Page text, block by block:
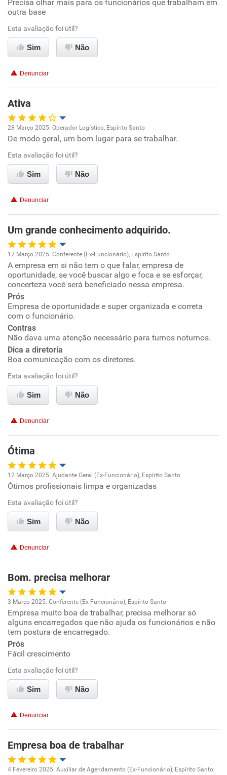
Benefícios
Recomenda esta empresa
Recomenda a diretoria
Precisa olhar mais para os funcionários que trabalham em
outra base
Esta avaliação foi útil?
Sim Não
Denunciar
Ativa
Oportunidade de promoção
Ambiente de trabalho
Benefícios
Recomenda esta empresa
Recomenda a diretoria
28 Março 2025. Operador Logístico, Espírito Santo
De modo geral, um bom lugar para se trabalhar.
Esta avaliação foi útil?
Sim Não
Denunciar
Um grande conhecimento adquirido.
Oportunidade de promoção
Conciliação com a vida familiar
Benefícios
17 Março 2025. Conferente (Ex-Funcionário), Espírito Santo
A empresa em si não tem o que falar, empresa de
oportunidade, se você buscar algo e foca e se esforçar,
concerteza você será beneficiado nessa empresa.
Prós
Empresa de oportunidade e super organizada e correta
com o funcionário.
Contras
Não dava uma atenção necessário para turnos noturnos.
Dica a diretoria
Boa comunicação com os diretores.
Esta avaliação foi útil?
Sim Não
Denunciar
Ótima
Oportunidade de promoção
Ambiente de trabalho
Benefícios
Recomenda esta empresa
Recomenda a diretoria
12 Março 2025. Ajudante Geral (Ex-Funcionário), Espírito Santo
Ótimos profissionais limpa e organizadas
Esta avaliação foi útil?
Sim Não
Denunciar
Bom. precisa melhorar
Oportunidade de promoção
Ambiente de trabalho
Benefícios
Recomenda esta empresa
Recomenda a diretoria
3 Março 2025. Conferente (Ex-Funcionário), Espírito Santo
Empresa muito boa de trabalhar, precisa melhorar só
alguns encarregados que não ajuda os funcionários e não
tem postura de encarregado.
Prós
Fácil crescimento
Esta avaliação foi útil?
Sim Não
Denunciar
Empresa boa de trabalhar
4 Fevereiro 2025. Auxiliar de Agendamento (Ex-Funcionário), Espírito Santo